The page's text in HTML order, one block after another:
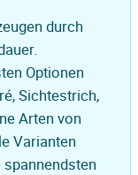
durch
Optionen
Sichtestrich,
Arten von
Varianten